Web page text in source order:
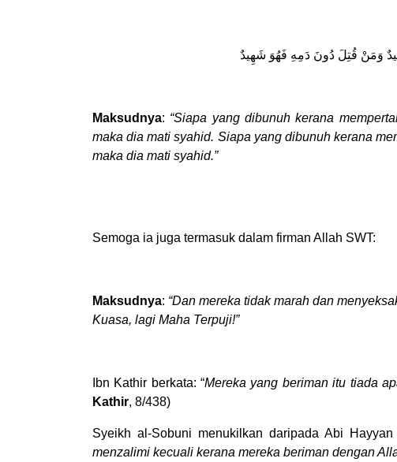
وَمَنْ قُتِلَ دُونَ دَمِهِ فَهُوَ شَهِيدٌ
Maksudnya: “Siapa yang dibunuh kerana
maka dia mati syahid. Siapa yang dibunuh kerana
maka dia mati syahid.”
Semoga ia juga termasuk dalam firman Allah SWT:
Maksudnya: “Dan mereka tidak marah dan
Kuasa, lagi Maha Terpuji!”
Ibn Kathir berkata: “Mereka yang beriman itu tiada
Kathir, 8/438)
Syeikh al-Sobuni menukilkan daripada Abi
menzalimi kecuali kerana mereka beriman dengan